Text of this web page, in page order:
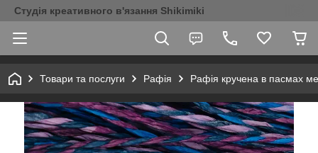
Студія креативного в'язання Shikimiki
Товари та послуги Рафія Рафія кручена в пасмах